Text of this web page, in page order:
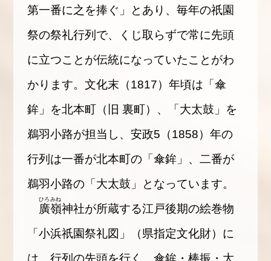
第一番に之を捧ぐ」とあり、毎年の祇園
祭の祭礼行列で、くじ取らずで常に先頭
に立つことが伝統になっていたことがわ
かります。文化末（1817）年頃は「傘
鉾」を北本町（旧 裏町）、「大太鼓」を
鵜羽小路が担当し、安政5（1858）年の
行列は一番が北本町の「傘鉾」、二番が
鵜羽小路の「大太鼓」となっています。
廣嶺
ひろみね
神社が所蔵する江戸後期の絵巻物
「小浜祇園祭礼図」（県指定文化財）に
は、行列の先頭を行く、傘鉾・棒振・大